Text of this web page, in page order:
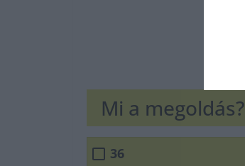
Mi a megoldás?
36